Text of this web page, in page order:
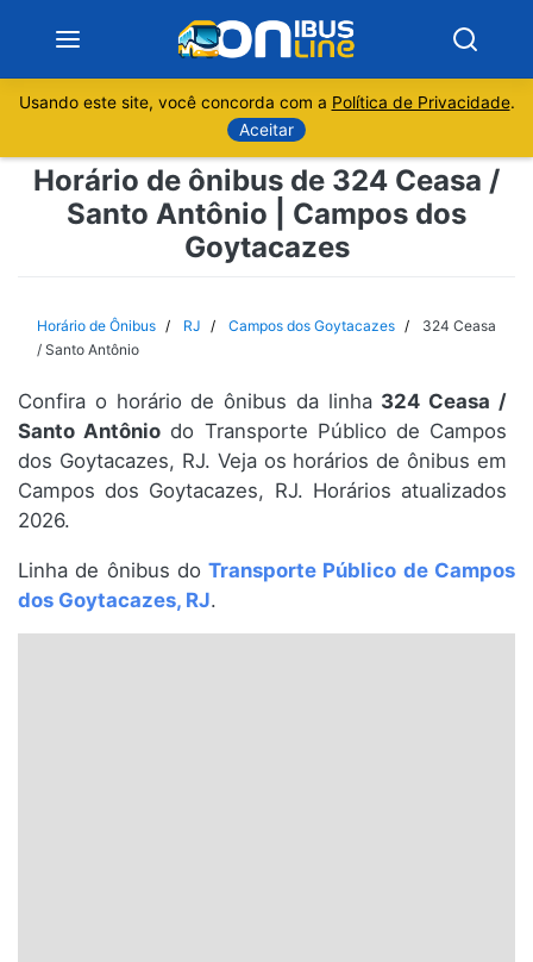
Sobre
Minas Gerais
Espírito Santo
Paraná
Santa Catarina
Rio Grande do Sul
Usando este site, você concorda com a Política de Privacidade.
Aceitar
Horário de ônibus de 324 Ceasa /
Santo Antônio | Campos dos
Goytacazes
Horário de Ônibus RJ Campos dos Goytacazes
324 Ceasa
/ Santo Antônio
Confira o horário de ônibus da linha 324 Ceasa /
Santo Antônio do Transporte Público de Campos
dos Goytacazes, RJ. Veja os horários de ônibus em
Campos dos Goytacazes, RJ. Horários atualizados
2026.
Linha de ônibus doTransporte Público de Campos
dos Goytacazes, RJ.